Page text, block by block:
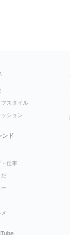
フスタイル
ッション
ンド
・仕事
だ
ー